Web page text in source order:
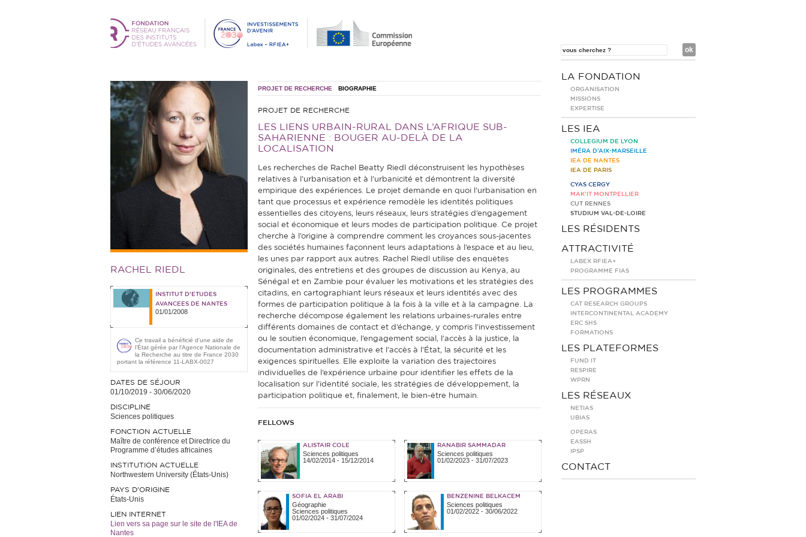
RACHEL RIEDL
INSTITUT D'ETUDES
AVANCEES DE NANTES
01/01/2008
Ce travail a bénéficié d'une aide de
l’État gérée par l'Agence Nationale de
la Recherche au titre de France 2030
portant la référence 11-LABX-0027
DATES DE SÉJOUR
01/10/2019 - 30/06/2020
DISCIPLINE
Sciences politiques
FONCTION ACTUELLE
Maître de conférence et Directrice du
Programme d’études africaines
INSTITUTION ACTUELLE
Northwestern University (États-Unis)
PAYS D'ORIGINE
États-Unis
LIEN INTERNET
Lien vers sa page sur le site de l'IEA de
Nantes
PROJET DE RECHERCHE BIOGRAPHIE
PROJET DE RECHERCHE
LES LIENS URBAIN-RURAL DANS L’AFRIQUE SUB-
SAHARIENNE : BOUGER AU-DELÀ DE LA
LOCALISATION
Les recherches de Rachel Beatty Riedl déconstruisent les hypothèses
relatives à l’urbanisation et à l’urbanicité et démontrent la diversité
empirique des expériences. Le projet demande en quoi l’urbanisation en
tant que processus et expérience remodèle les identités politiques
essentielles des citoyens, leurs réseaux, leurs stratégies d’engagement
social et économique et leurs modes de participation politique. Ce projet
cherche à l’origine à comprendre comment les croyances sous-jacentes
des sociétés humaines façonnent leurs adaptations à l’espace et au lieu,
les unes par rapport aux autres. Rachel Riedl utilise des enquêtes
originales, des entretiens et des groupes de discussion au Kenya, au
Sénégal et en Zambie pour évaluer les motivations et les stratégies des
citadins, en cartographiant leurs réseaux et leurs identités avec des
formes de participation politique à la fois à la ville et à la campagne. La
recherche décompose également les relations urbaines-rurales entre
différents domaines de contact et d’échange, y compris l’investissement
ou le soutien économique, l’engagement social, l’accès à la justice, la
documentation administrative et l’accès à l’État, la sécurité et les
exigences spirituelles. Elle exploite la variation des trajectoires
individuelles de l’expérience urbaine pour identifier les effets de la
localisation sur l’identité sociale, les stratégies de développement, la
participation politique et, finalement, le bien-être humain.
FELLOWS
ALISTAIR COLE
Sciences politiques
14/02/2014- 15/12/2014
RANABIR SAMMADAR
Sciences politiques
01/02/2023- 31/07/2023
SOFIA EL ARABI
Géographie
Sciences politiques
01/02/2024- 31/07/2024
BENZENINE BELKACEM
Sciences politiques
01/02/2022- 30/06/2022
LA FONDATION
ORGANISATION
MISSIONS
EXPERTISE
LES IEA
COLLEGIUM DE LYON
IMÉRA D’AIX-MARSEILLE
IEA DE NANTES
IEA DE PARIS
CYAS CERGY
MAK’IT MONTPELLIER
CUT RENNES
STUDIUM VAL-DE-LOIRE
LES RÉSIDENTS
ATTRACTIVITÉ
LABEX RFIEA+
PROGRAMME FIAS
LES PROGRAMMES
CAT RESEARCH GROUPS
INTERCONTINENTAL ACADEMY
ERC SHS
FORMATIONS
LES PLATEFORMES
FUND IT
RESPIRE
WPRN
LES RÉSEAUX
NETIAS
UBIAS
OPERAS
EASSH
IPSP
CONTACT